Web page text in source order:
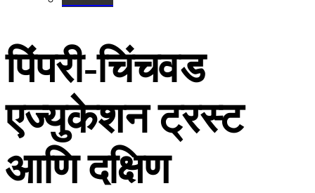
पिंपरी-चिंचवड
एज्युकेशन ट्रस्ट
आणि दक्षिण